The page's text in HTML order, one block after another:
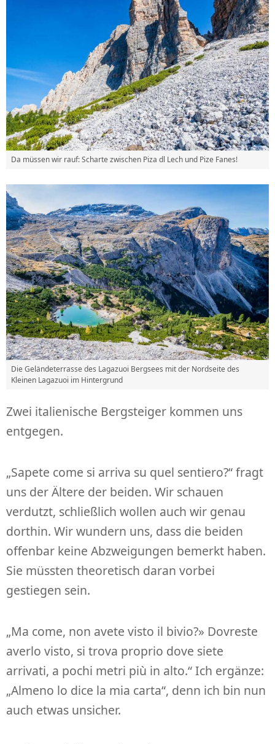
Da müssen wir rauf: Scharte zwischen Piza dl Lech und Pize Fanes!
Die Geländeterrasse des Lagazuoi Bergsees mit der Nordseite des
Kleinen Lagazuoi im Hintergrund
Zwei italienische Bergsteiger kommen uns
entgegen.
„Sapete come si arriva su quel sentiero?“ fragt
uns der Ältere der beiden. Wir schauen
verdutzt, schließlich wollen auch wir genau
dorthin. Wir wundern uns, dass die beiden
offenbar keine Abzweigungen bemerkt haben.
Sie müssten theoretisch daran vorbei
gestiegen sein.
„Ma come, non avete visto il bivio?» Dovreste
averlo visto, si trova proprio dove siete
arrivati, a pochi metri più in alto.“ Ich ergänze:
„Almeno lo dice la mia carta“, denn ich bin nun
auch etwas unsicher.